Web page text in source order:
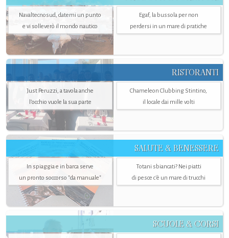
Navaltecnosud, datemi un punto
e vi solleverò il mondo nautico
Egaf, la bussola per non
perdersi in un mare di pratiche
RISTORANTI
Just Peruzzi, a tavola anche
l’occhio vuole la sua parte
Chameleon Clubbing Stintino,
il locale dai mille volti
SALUTE & BENESSERE
In spiaggia e in barca serve
un pronto soccorso "da manuale"
Totani sbiancati? Nei piatti
di pesce c'è un mare di trucchi
SCUOLE & CORSI